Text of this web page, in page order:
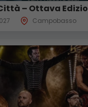
– Ottava
Campobasso